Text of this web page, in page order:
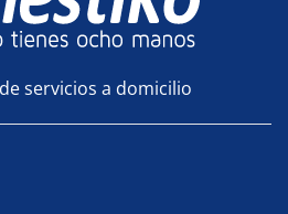
servicios a domicilio